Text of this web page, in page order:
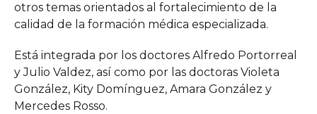
otros temas orientados al fortalecimiento de la
calidad de la formación médica especializada.
Está integrada por los doctores Alfredo Portorreal
y Julio Valdez, así como por las doctoras Violeta
González, Kity Domínguez, Amara González y
Mercedes Rosso.